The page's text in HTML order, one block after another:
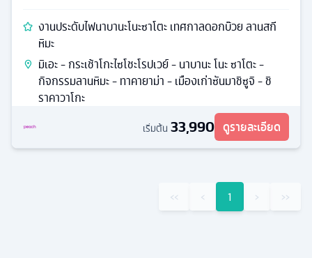
งานประดับไฟนาบานะโนะซาโตะ เทศกาลดอกบ๊วย ลานสกี
หิมะ
มิเอะ - กระเช้าโกะไซโชะโรปเวย์ - นาบานะ โนะ ซาโตะ -
กิจกรรมลานหิมะ - ทาคายาม่า - เมืองเก่าซันมาชิซูจิ - ชิ
ราคาวาโกะ
เริ่มต้น 33,990 ดูรายละเอียด
‹‹ ‹ 1 › ››